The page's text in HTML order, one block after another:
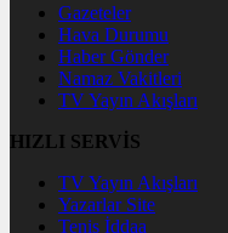
Gazeteler
Hava Durumu
Haber Gönder
Namaz Vakitleri
TV Yayın Akışları
HIZLI SERVİS
TV Yayın Akışları
Yazarlar Site
Tenis İddaa